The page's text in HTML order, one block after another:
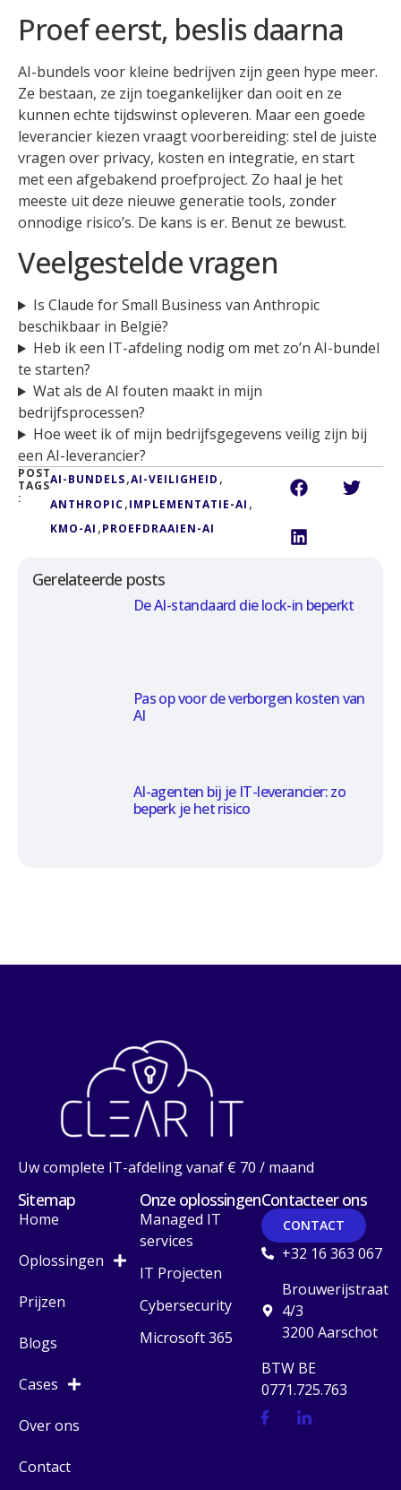
Gerelateerde posts
De AI-standaard die lock-in beperkt
Pas op voor de verborgen kosten van
AI
AI-agenten bij je IT-leverancier: zo
beperk je het risico
Proef eerst, beslis daarna
AI-bundels voor kleine bedrijven zijn geen hype meer.
Ze bestaan, ze zijn toegankelijker dan ooit en ze
kunnen echte tijdswinst opleveren. Maar een goede
leverancier kiezen vraagt voorbereiding: stel de juiste
vragen over privacy, kosten en integratie, en start
met een afgebakend proefproject. Zo haal je het
meeste uit deze nieuwe generatie tools, zonder
onnodige risico’s. De kans is er. Benut ze bewust.
Veelgestelde vragen
Is Claude for Small Business van Anthropic
beschikbaar in België?
Heb ik een IT-afdeling nodig om met zo’n AI-bundel
te starten?
Wat als de AI fouten maakt in mijn
bedrijfsprocessen?
Hoe weet ik of mijn bedrijfsgegevens veilig zijn bij
een AI-leverancier?
POST
TAGS
:
AI-BUNDELS,AI-VEILIGHEID ,
ANTHROPIC,IMPLEMENTATIE-AI ,
KMO-AI ,PROEFDRAAIEN-AI
Uw complete IT-afdeling vanaf € 70 / maand
Sitemap
Home
Oplossingen
Prijzen
Blogs
Cases
Over ons
Contact
Onze oplossingen
Managed IT
services
IT Projecten
Cybersecurity
Microsoft 365
Contacteer ons
CONTACT
+32 16 363 067
Brouwerijstraat
4/3
3200 Aarschot
BTW BE
0771.725.763